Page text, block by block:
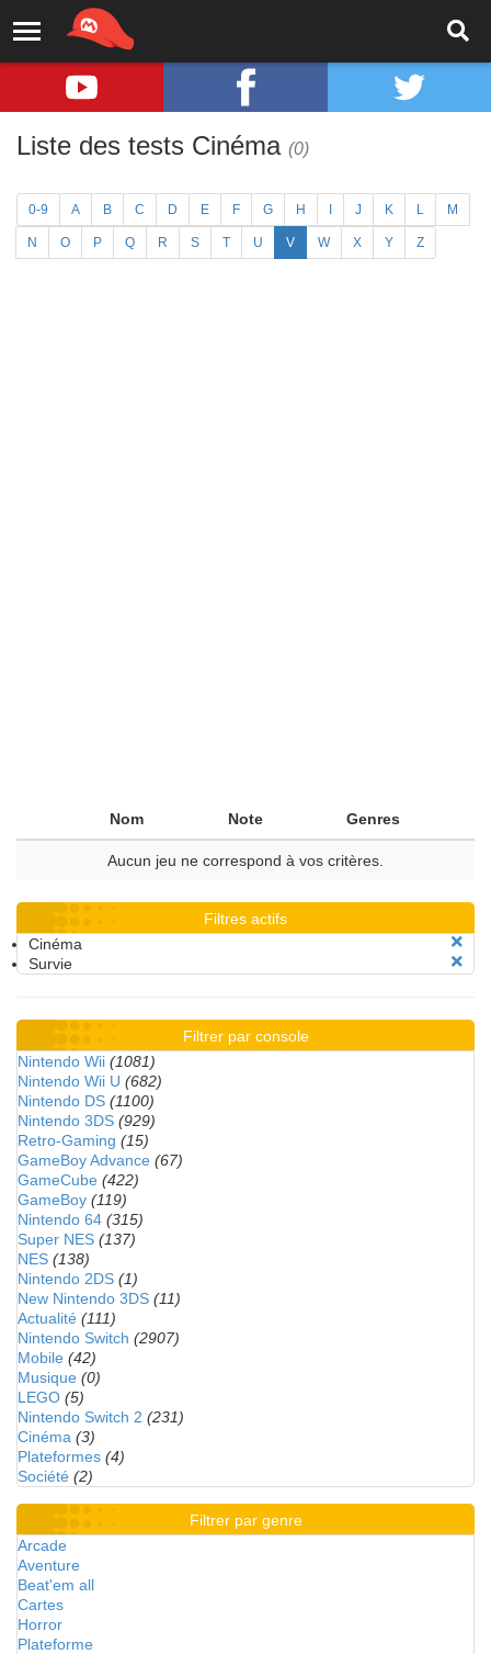
Liste des tests Cinéma (0)
0-9 A B C D E F G H J K L M
N O P Q R S T U V W X Y Z
Nom Note Genres
Aucun jeu ne correspond à vos critères.
Filtres actifs
Cinéma
Survie
Filtrer par console
Nintendo Wii (1081)
Nintendo Wii U (682)
Nintendo DS (1100)
Nintendo 3DS (929)
Retro-Gaming (15)
GameBoy Advance (67)
GameCube (422)
GameBoy (119)
Nintendo 64 (315)
Super NES (137)
NES (138)
Nintendo 2DS (1)
New Nintendo 3DS (11)
Actualité (111)
Nintendo Switch (2907)
Mobile (42)
Musique (0)
LEGO (5)
Nintendo Switch 2 (231)
Cinéma (3)
Plateformes (4)
Société (2)
Filtrer par genre
Arcade
Aventure
Beat'em all
Cartes
Horror
Plateforme